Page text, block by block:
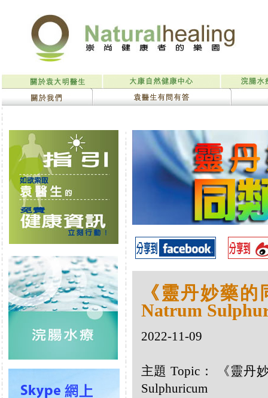
《靈丹妙藥
Natrum
2022-11-09
主題 Topic： 《靈丹
Sulphuricum